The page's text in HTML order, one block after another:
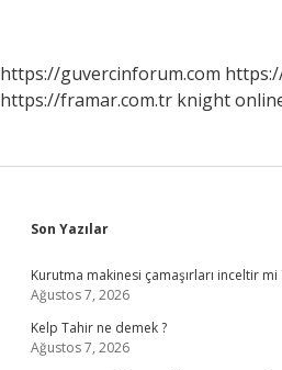
https://guvercinforum.com
https://framar.com.tr knight
Sidebar
Son Yazılar
Kurutma makinesi çamaşırları inceltir mi
Ağustos 7, 2026
Kelp Tahir ne demek ?
Ağustos 7, 2026